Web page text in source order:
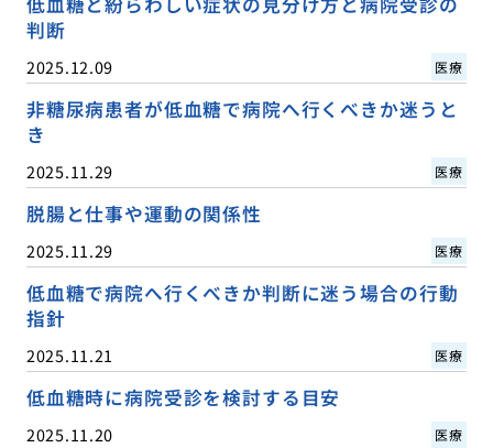
判断
2025.12.09 医療
非糖尿病患者が低血糖で病院へ行くべきか迷うと
き
2025.11.29 医療
脱腸と仕事や運動の関係性
2025.11.29 医療
低血糖で病院へ行くべきか判断に迷う場合の行動
指針
2025.11.21 医療
低血糖時に病院受診を検討する目安
2025.11.20 医療